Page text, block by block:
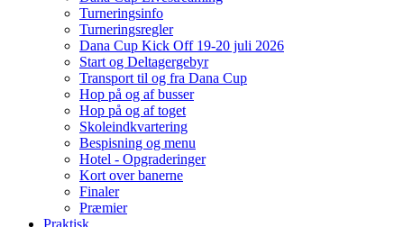
Turneringsinfo
Turneringsregler
Dana Cup Kick Off 19-20 juli 2026
Start og Deltagergebyr
Transport til og fra Dana Cup
Hop på og af busser
Hop på og af toget
Skoleindkvartering
Bespisning og menu
Hotel - Opgraderinger
Kort over banerne
Finaler
Præmier
Praktisk